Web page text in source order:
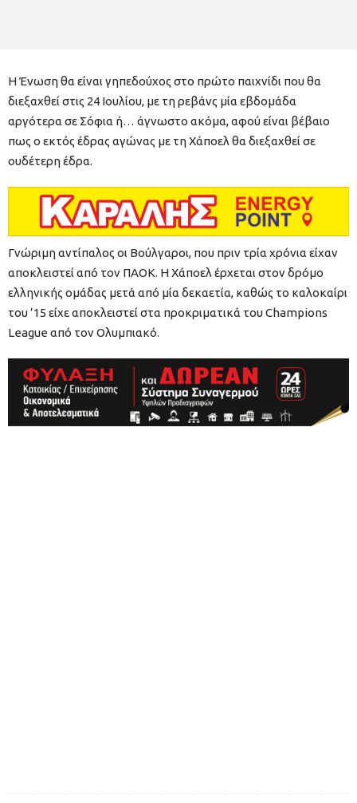
Η Ένωση θα είναι γηπεδούχος στο πρώτο παιχνίδι που θα
διεξαχθεί στις 24 Ιουλίου, με τη ρεβάνς μία εβδομάδα
αργότερα σε Σόφια ή… άγνωστο ακόμα, αφού είναι βέβαιο
πως ο εκτός έδρας αγώνας με τη Χάποελ θα διεξαχθεί σε
ουδέτερη έδρα.
Γνώριμη αντίπαλος οι Βούλγαροι, που πριν τρία χρόνια είχαν
αποκλειστεί από τον ΠΑΟΚ. Η Χάποελ έρχεται στον δρόμο
ελληνικής ομάδας μετά από μία δεκαετία, καθώς το καλοκαίρι
του ’15 είχε αποκλειστεί στα προκριματικά του Champions
League από τον Ολυμπιακό.